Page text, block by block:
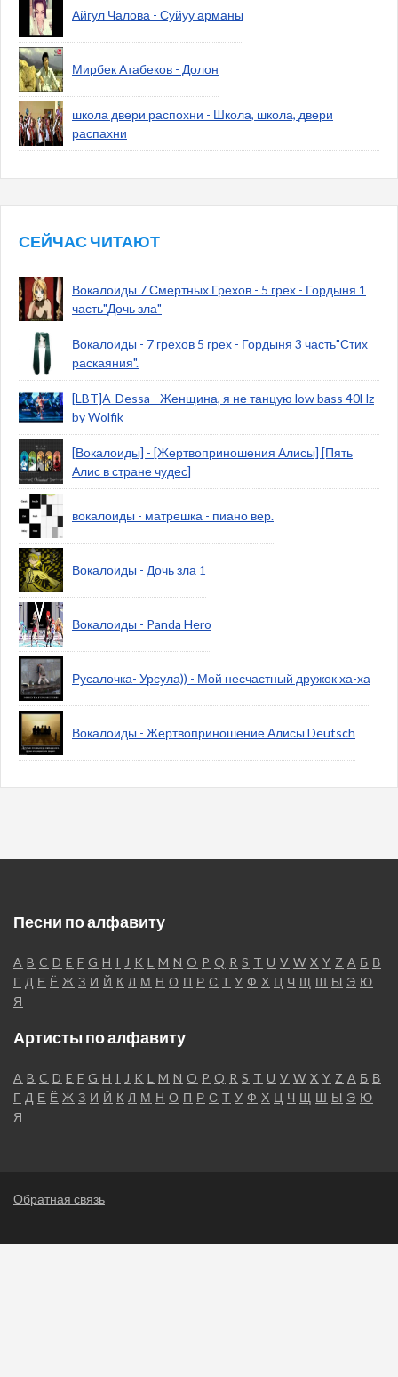
Айгул Чалова - Суйуу арманы
Мирбек Атабеков - Долон
школа двери распохни - Школа, школа, двери
распахни
СЕЙЧАС ЧИТАЮТ
Вокалоиды 7 Смертных Грехов - 5 грех - Гордыня 1
часть"Дочь зла"
Вокалоиды - 7 грехов 5 грех - Гордыня 3 часть"Стих
раскаяния".
[LBT]A-Dessa - Женщина, я не танцую low bass 40Hz
by Wolfik
[Вокалоиды] - [Жертвоприношения Алисы] [Пять
Алис в стране чудес]
вокалоиды - матрешка - пиано вер.
Вокалоиды - Дочь зла 1
Вокалоиды - Panda Hero
Русалочка- Урсула)) - Мой несчастный дружок ха-ха
Вокалоиды - Жертвоприношение Алисы Deutsch
Песни по алфавиту
A B C D E F G H I J K L M N O P Q R S T U V W X Y Z А Б В
Г Д Е Ё Ж З И Й К Л М Н О П Р С Т У Ф Х Ц Ч Щ Ш Ы Э Ю
Я
Артисты по алфавиту
A B C D E F G H I J K L M N O P Q R S T U V W X Y Z А Б В
Г Д Е Ё Ж З И Й К Л М Н О П Р С Т У Ф Х Ц Ч Щ Ш Ы Э Ю
Я
Обратная связь